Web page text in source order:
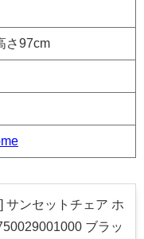
さ97cm
サンセットチェア ホ
ブラッ